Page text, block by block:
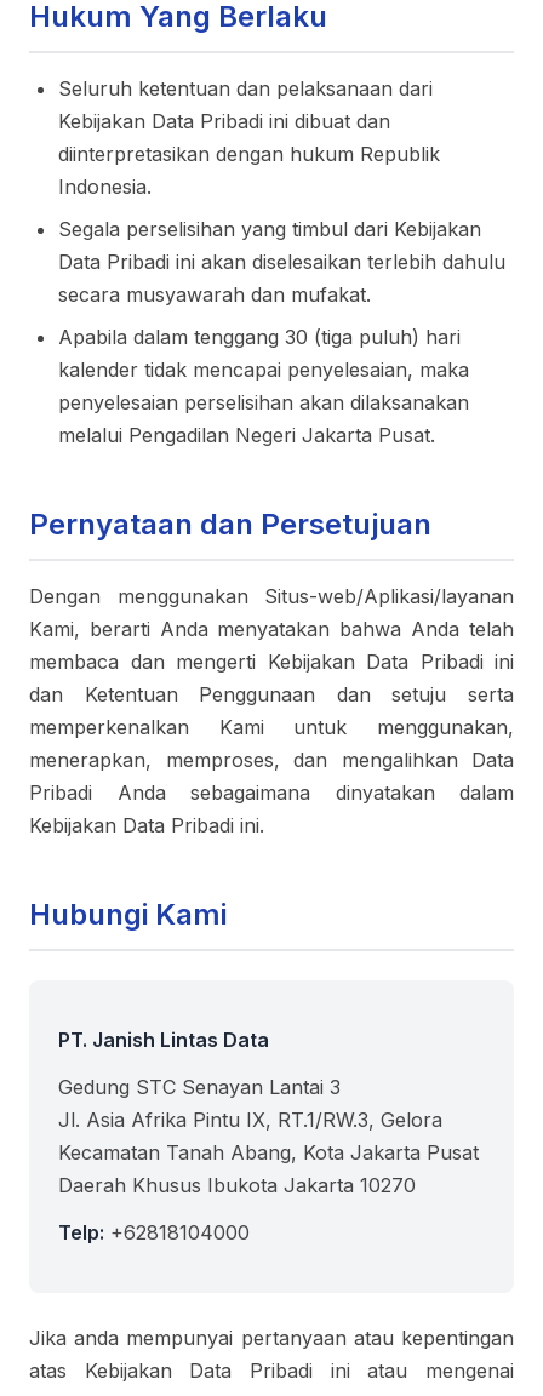
Hukum Yang Berlaku
Seluruh ketentuan dan pelaksanaan dari
Kebijakan Data Pribadi ini dibuat dan
diinterpretasikan dengan hukum Republik
Indonesia.
Segala perselisihan yang timbul dari Kebijakan
Data Pribadi ini akan diselesaikan terlebih dahulu
secara musyawarah dan mufakat.
Apabila dalam tenggang 30 (tiga puluh) hari
kalender tidak mencapai penyelesaian, maka
penyelesaian perselisihan akan dilaksanakan
melalui Pengadilan Negeri Jakarta Pusat.
Pernyataan dan Persetujuan
Dengan menggunakan Situs-web/Aplikasi/layanan
Kami, berarti Anda menyatakan bahwa Anda telah
membaca dan mengerti Kebijakan Data Pribadi ini
dan Ketentuan Penggunaan dan setuju serta
memperkenalkan Kami untuk menggunakan,
menerapkan, memproses, dan mengalihkan Data
Pribadi Anda sebagaimana dinyatakan dalam
Kebijakan Data Pribadi ini.
Hubungi Kami
PT. Janish Lintas Data
Gedung STC Senayan Lantai 3
Jl. Asia Afrika Pintu IX, RT.1/RW.3, Gelora
Kecamatan Tanah Abang, Kota Jakarta Pusat
Daerah Khusus Ibukota Jakarta 10270
Telp: +62818104000
Jika anda mempunyai pertanyaan atau kepentingan
atas Kebijakan Data Pribadi ini atau mengenai